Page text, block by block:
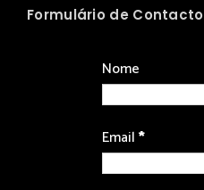
Formulário de Contacto
Nome
Email*